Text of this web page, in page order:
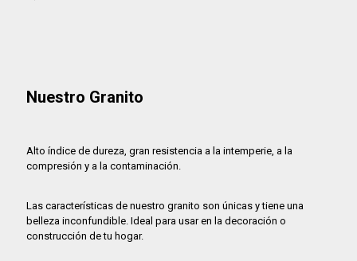
Nuestro Granito
Alto índice de dureza, gran resistencia a la intemperie, a la
compresión y a la contaminación.
Las características de nuestro granito son únicas y tiene una
belleza inconfundible. Ideal para usar en la decoración o
construcción de tu hogar.